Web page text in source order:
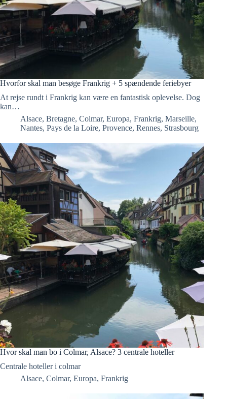
Hvorfor skal man besøge Frankrig + 5 spændende feriebyer
At rejse rundt i Frankrig kan være en fantastisk oplevelse. Dog
kan…
Alsace, Bretagne, Colmar, Europa, Frankrig, Marseille,
Nantes, Pays de la Loire, Provence, Rennes, Strasbourg
Hvor skal man bo i Colmar, Alsace? 3 centrale hoteller
Centrale hoteller i colmar
Alsace, Colmar, Europa, Frankrig